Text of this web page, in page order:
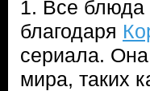
1. Все блюда
благодаря
сериала.
мира, таких